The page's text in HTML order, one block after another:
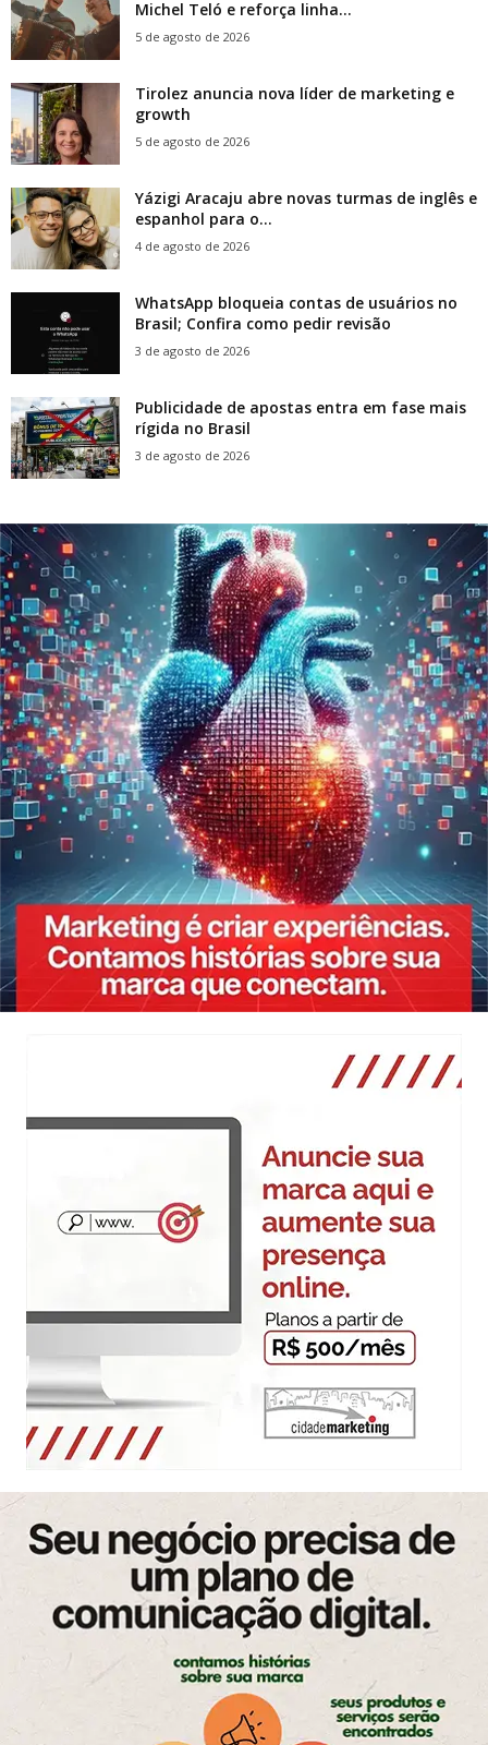
Michel Teló e reforça linha...
5 de agosto de 2026
Tirolez anuncia nova líder de marketing e
growth
5 de agosto de 2026
Yázigi Aracaju abre novas turmas de inglês e
espanhol para o...
4 de agosto de 2026
WhatsApp bloqueia contas de usuários no
Brasil; Confira como pedir revisão
3 de agosto de 2026
Publicidade de apostas entra em fase mais
rígida no Brasil
3 de agosto de 2026